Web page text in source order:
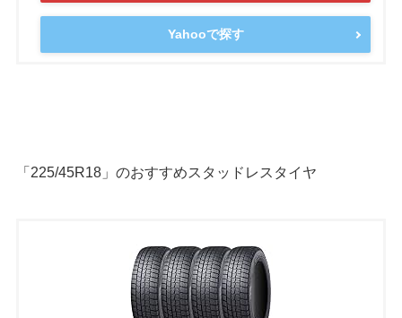
Yahooで探す
「225/45R18」のおすすめスタッドレスタイヤ